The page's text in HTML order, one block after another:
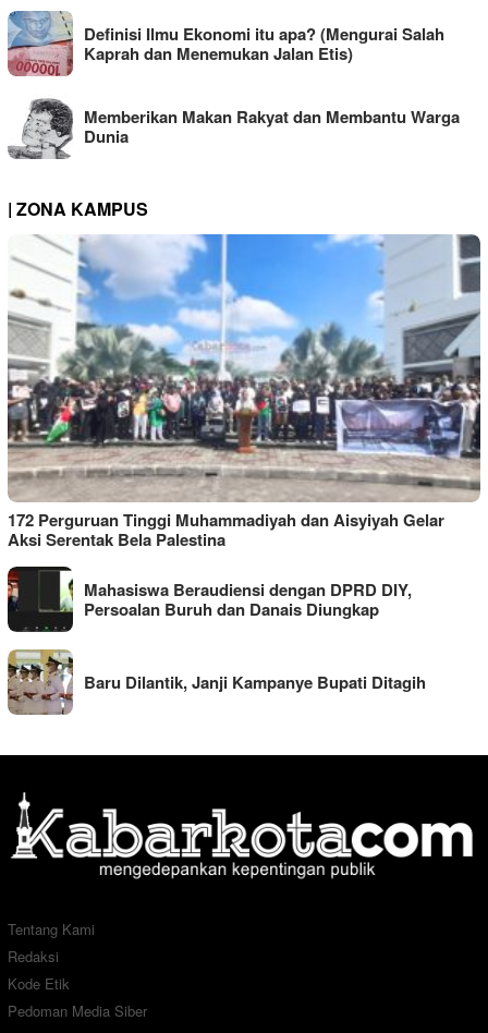
Definisi Ilmu Ekonomi itu apa? (Mengurai Salah
Kaprah dan Menemukan Jalan Etis)
Memberikan Makan Rakyat dan Membantu Warga
Dunia
| ZONA KAMPUS
172 Perguruan Tinggi Muhammadiyah dan Aisyiyah Gelar
Aksi Serentak Bela Palestina
Mahasiswa Beraudiensi dengan DPRD DIY,
Persoalan Buruh dan Danais Diungkap
Baru Dilantik, Janji Kampanye Bupati Ditagih
Tentang Kami
Redaksi
Kode Etik
Pedoman Media Siber